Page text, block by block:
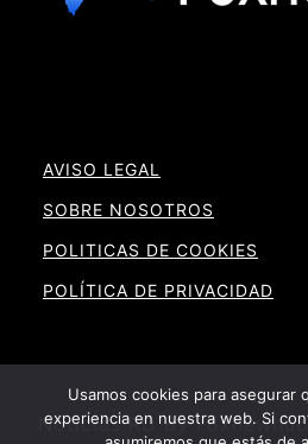
AVISO LEGAL
SOBRE NOSOTROS
POLITICAS DE COOKIES
POLÍTICA DE PRIVACIDAD
Noticias RD By Foxnewhub
Usamos cookies para asegurar
experiencia en nuestra web. Si